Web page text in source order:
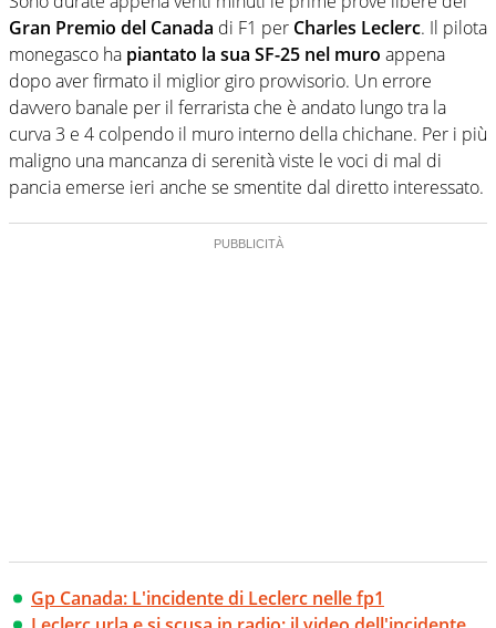
sul podio
Gran Premio del Canada di F1 per Charles Leclerc. Il pilota
monegasco ha piantato la sua SF-25 nel muro appena
dopo aver firmato il miglior giro provvisorio. Un errore
davvero banale per il ferrarista che è andato lungo tra la
curva 3 e 4 colpendo il muro interno della chichane. Per i più
maligno una mancanza di serenità viste le voci di mal di
pancia emerse ieri anche se smentite dal diretto interessato.
Gp Canada: L'incidente di Leclerc nelle fp1